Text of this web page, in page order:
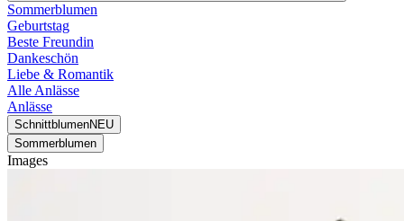
Sommerblumen
Geburtstag
Beste Freundin
Dankeschön
Liebe & Romantik
Alle Anlässe
Anlässe
SchnittblumenNEU
Sommerblumen
Images